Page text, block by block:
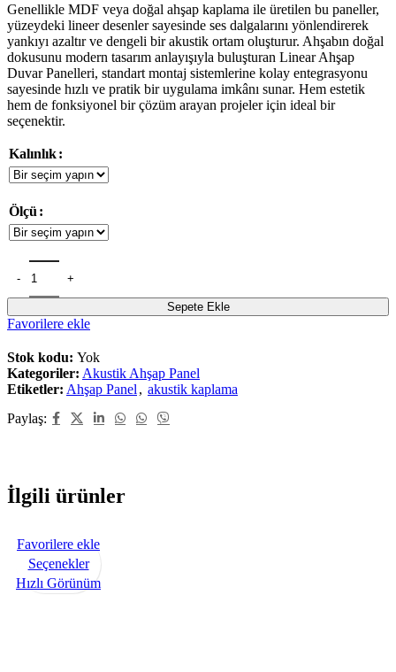
Genellikle MDF veya doğal ahşap kaplama ile üretilen bu paneller,
yüzeydeki lineer desenler sayesinde ses dalgalarını yönlendirerek
yankıyı azaltır ve dengeli bir akustik ortam oluşturur. Ahşabın doğal
dokusunu modern tasarım anlayışıyla buluşturan Linear Ahşap
Duvar Panelleri, standart montaj sistemlerine kolay entegrasyonu
sayesinde hızlı ve pratik bir uygulama imkânı sunar. Hem estetik
hem de fonksiyonel bir çözüm arayan projeler için ideal bir
seçenektir.
Kalınlık
Ölçü
Sepete Ekle
Favorilere ekle
Stok kodu: Yok
Kategoriler: Akustik Ahşap Panel
Etiketler: Ahşap Panel , akustik kaplama
Paylaş:
İlgili ürünler
Favorilere ekle
Seçenekler
Hızlı Görünüm